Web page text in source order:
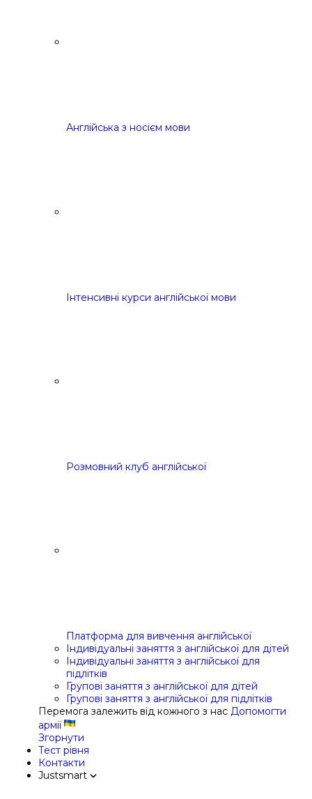
Англійська з носієм мови
Інтенсивні курси англійської мови
Розмовний клуб англійської
Платформа для вивчення англійської
Індивідуальні заняття з англійської для дітей
Індивідуальні заняття з англійської для
підлітків
Групові заняття з англійської для дітей
Групові заняття з англійської для підлітків
Перемога залежить від кожного з нас Допомогти
армії
Згорнути
Тест рівня
Контакти
Justsmart